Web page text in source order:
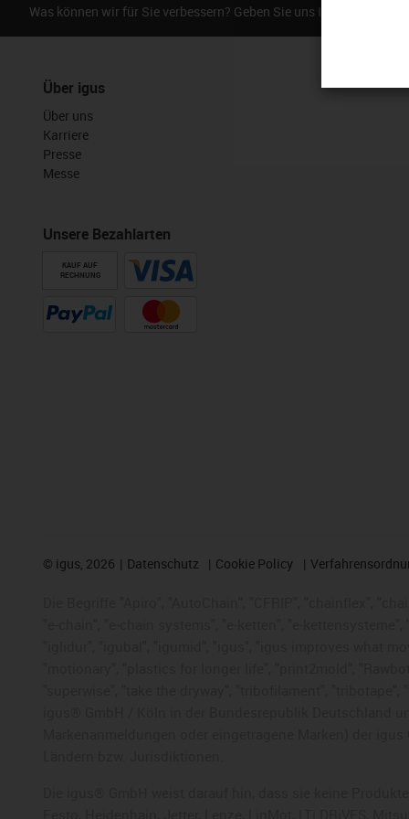
Was können wir für Sie verbessern? Geben Sie uns Ihr Feedback.
Über igus
Über uns
Karriere
Presse
Messe
Unsere Bezahlarten
KAUF AUF
RECHNUNG
© igus, 2026 Datenschutz Cookie Policy